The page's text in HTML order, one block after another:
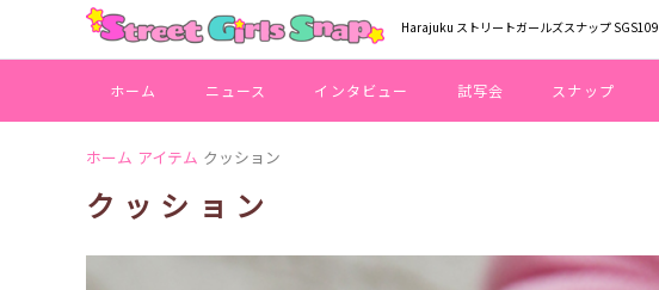
Harajuku ストリートガールズスナップ SGS109
ホーム ニュース インタビュー 試写会 スナップ
ホーム アイテム クッション
クッション